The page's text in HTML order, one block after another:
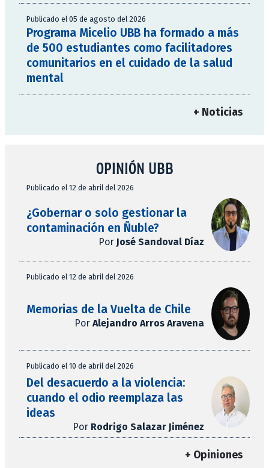
Publicado el 05 de agosto del 2026
Programa Micelio UBB ha formado a más
de 500 estudiantes como facilitadores
comunitarios en el cuidado de la salud
mental
+ Noticias
OPINIÓN UBB
Publicado el 12 de abril del 2026
¿Gobernar o solo gestionar la
contaminación en Ñuble?
Por José Sandoval Díaz
Publicado el 12 de abril del 2026
Memorias de la Vuelta de Chile
Por Alejandro Arros Aravena
Publicado el 10 de abril del 2026
Del desacuerdo a la violencia:
cuando el odio reemplaza las
ideas
Por Rodrigo Salazar Jiménez
+ Opiniones